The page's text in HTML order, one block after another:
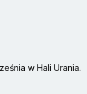
w Hali Urania.